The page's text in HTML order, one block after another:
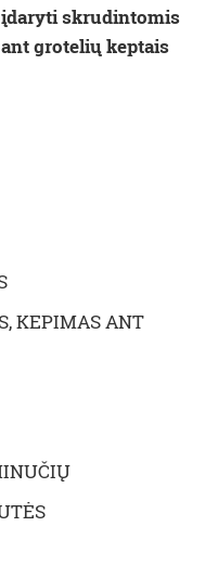
skrudintomis
grotelių keptais
KEPIMAS ANT